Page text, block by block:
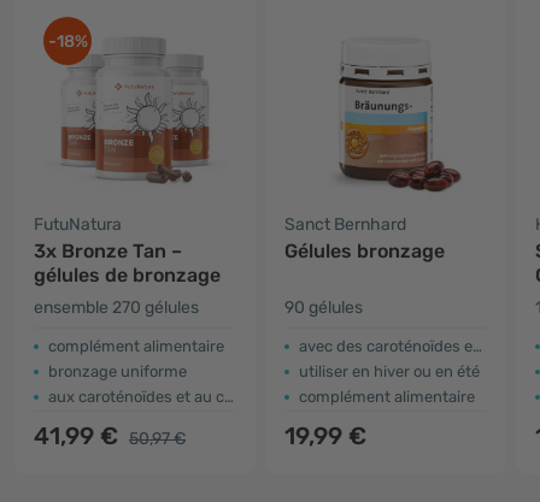
-18%
FutuNatura
3x Bronze Tan –
gélules de bronzage
ensemble 270 gélules
complément alimentaire
bronzage uniforme
aux caroténoïdes et au cuivre
41,99 € 50,97 €
Sanct Bernhard
Gélules bronzage
90 gélules
avec des caroténoïdes et du cuivre
utiliser en hiver ou en été
complément alimentaire
19,99 €